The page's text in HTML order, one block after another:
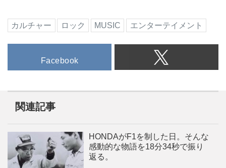
カルチャー ロック MUSIC エンターテイメント
Facebook
関連記事
HONDAがF1を制した日。そんな
感動的な物語を18分34秒で振り
返る。